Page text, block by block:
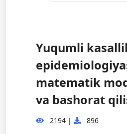
Yuqumli
matematik
va bashorat
2194 |
896